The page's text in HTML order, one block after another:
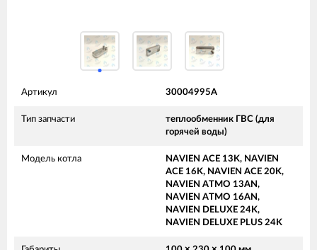
Артикул 30004995A
Тип запчасти
теплообменник ГВС (для
горячей воды)
Модель котла
NAVIEN ACE 13K, NAVIEN
ACE 16K, NAVIEN ACE 20K,
NAVIEN ATMO 13AN,
NAVIEN ATMO 16AN,
NAVIEN DELUXE 24K,
NAVIEN DELUXE PLUS 24K